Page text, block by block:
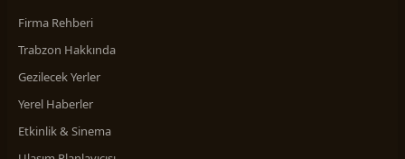
Firma Rehberi
Trabzon Hakkında
Gezilecek Yerler
Yerel Haberler
Etkinlik & Sinema